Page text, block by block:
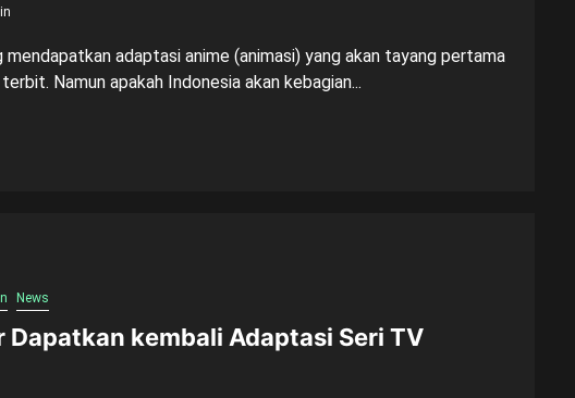
adaptasi anime (animasi) yang akan tayang pertama
Namun apakah Indonesia akan kebagian...
News
Dapatkan kembali Adaptasi Seri TV